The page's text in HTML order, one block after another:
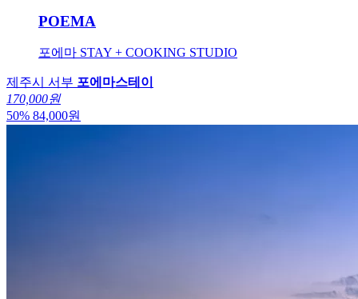
POEMA
포에마 STAY + COOKING STUDIO
제주시 서부 포에마스테이
170,000원
50% 84,000원